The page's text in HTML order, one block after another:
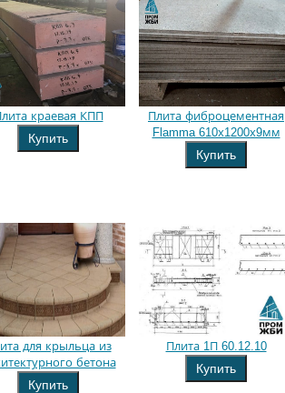
краевая КПП
Купить
Плита фиброцементная
Flamma 610х1200х9мм
Купить
для крыльца из
бетона
Купить
Плита 1П 60.12.10
Купить